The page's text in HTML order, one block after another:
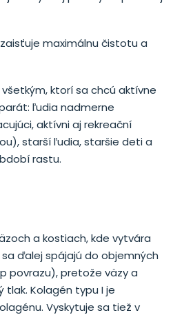
maximálnu čistotu a
ktorí sa chcú aktívne
ľudia nadmerne
aktívni aj rekreační
starší ľudia, staršie deti a
rastu.
a kostiach, kde vytvára
ďalej spájajú do objemných
povrazu), pretože väzy a
tlak. Kolagén typu I je
Vyskytuje sa tiež v